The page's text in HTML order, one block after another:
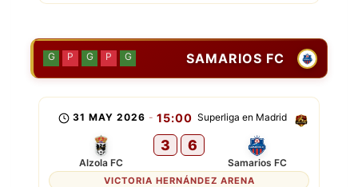
SAMARIOS FC
G P G P G
Superliga en Madrid
31 MAY 2026 - 15:00
Alzola FC
3 6
Samarios FC
VICTORIA HERNÁNDEZ ARENA